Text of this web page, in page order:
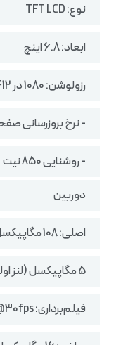
نوع: TFT LCD
ابعاد: 6.8 اینچ
رزولوشن: 1080 در 2412 پیکسل
- نرخ بروزرسانی صفحه
- روشنایی 850 نیت
دوربین
اصلی: 108 مگاپیکسل (لنز واید) با F/1.8
5 مگاپیکسل (لنز اولتراواید) با F/2.2
فیلم‌برداری: 1080p@30fps